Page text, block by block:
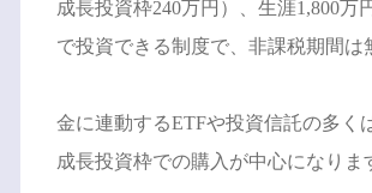
成長投資枠240万円）、生涯1,800万
で投資できる制度で、非課税期間は
金に連動するETFや投資信託の多く
成長投資枠での購入が中心になりま